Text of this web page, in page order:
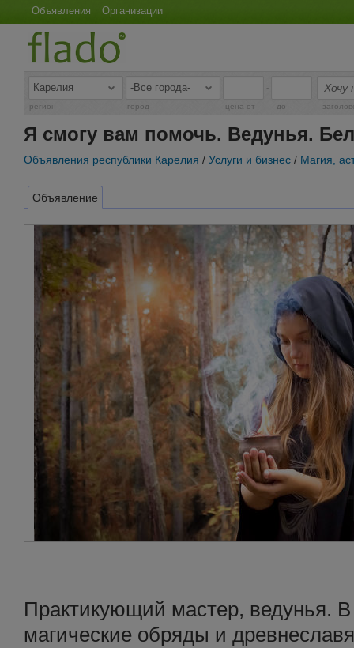
Объявления Организации
-
регион город цена от до
Я смогу вам помочь. Ведунья.
Объявления республики Карелия / Услуги и бизнес / Магия,
Объявление
Практикующий мастер, ведунья.
магические обряды и